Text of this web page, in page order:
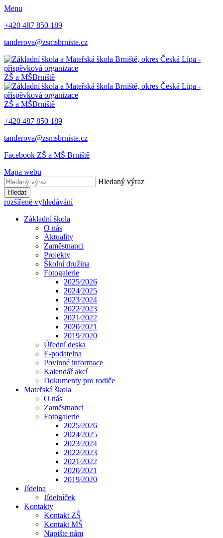
Menu
+420 487 850 189
tanderova@zsmsbrniste.cz
ZŠ a MŠBrniště
ZŠ a MŠBrniště
+420 487 850 189
tanderova@zsmsbrniste.cz
Facebook ZŠ a MŠ Brniště
Mapa webu
Hledaný výraz
Hledat
rozšířené vyhledávání
Základní škola
O nás
Aktuality
Zaměstnanci
Projekty
Školní družina
Fotogalerie
2025⁄2026
2024⁄2025
2023⁄2024
2022⁄2023
2021⁄2022
2020⁄2021
2019⁄2020
Úřední deska
E-podatelna
Povinné informace
Kalendář akcí
Dokumenty pro rodiče
Mateřská škola
O nás
Zaměstnanci
Fotogalerie
2025⁄2026
2024⁄2025
2023⁄2024
2022⁄2023
2021⁄2022
2020⁄2021
2019⁄2020
Jídelna
Jídelníček
Kontakty
Kontakt ZŠ
Kontakt MŠ
Napište nám